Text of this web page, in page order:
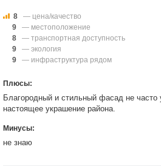
8
— цена/качество
9
— местоположение
8
— транспортная доступность
9
— экология
9
— инфраструктура рядом
Плюсы:
Благородный и стильный фасад не
настоящее украшение района.
Минусы:
не знаю